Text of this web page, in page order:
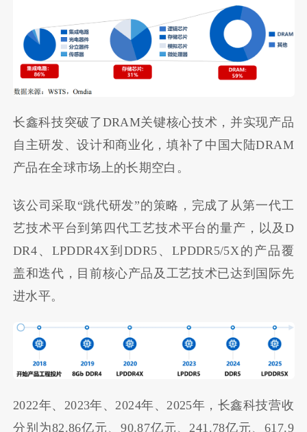
长鑫科技突破了DRAM关键核心技术，并实现产品
自主研发、设计和商业化，填补了中国大陆DRAM
产品在全球市场上的长期空白。
该公司采取“跳代研发”的策略，完成了从第一代工
艺技术平台到第四代工艺技术平台的量产，以及D
DR4、LPDDR4X到DDR5、LPDDR5/5X的产品覆
盖和迭代，目前核心产品及工艺技术已达到国际先
进水平。
2022年、2023年、2024年、2025年，长鑫科技营收
分别为82.86亿元、90.87亿元、241.78亿元、617.9